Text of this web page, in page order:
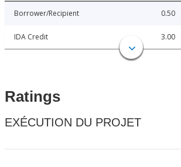
Borrower/Recipient 0.50
IDA Credit 3.00
Ratings
EXÉCUTION DU PROJET